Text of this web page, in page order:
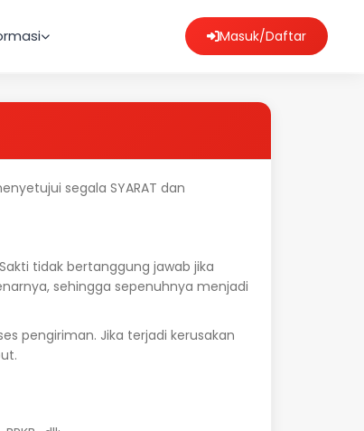
Masuk/Daftar
segala SYARAT dan
tidak bertanggung jawab jika
sehingga sepenuhnya menjadi
pengiriman. Jika terjadi kerusakan